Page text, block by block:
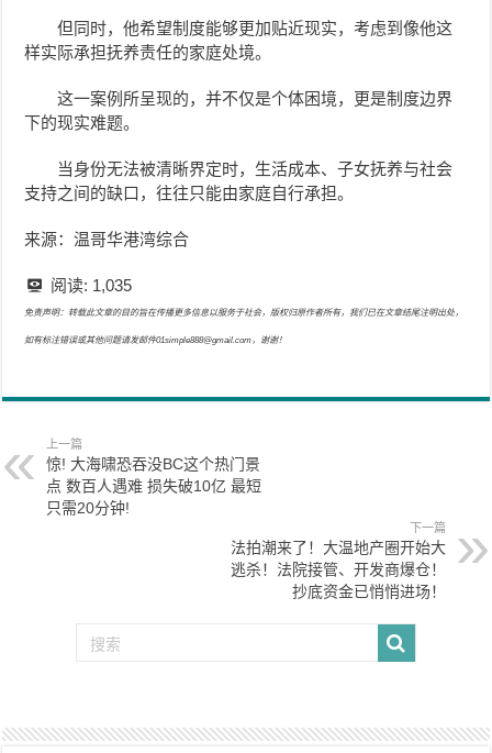
但同时，他希望制度能够更加贴近现实，考虑到像他这
样实际承担抚养责任的家庭处境。
这一案例所呈现的，并不仅是个体困境，更是制度边界
下的现实难题。
当身份无法被清晰界定时，生活成本、子女抚养与社会
支持之间的缺口，往往只能由家庭自行承担。
来源：温哥华港湾综合
阅读: 1,035
免责声明：转载此文章的目的旨在传播更多信息以服务于社会，版权归原作者所有，我们已在文章结尾注明出处，
如有标注错误或其他问题请发邮件01simple888@gmail.com，谢谢！
上一篇
惊! 大海啸恐吞没BC这个热门景
点 数百人遇难 损失破10亿 最短
只需20分钟!
下一篇
法拍潮来了！大温地产圈开始大
逃杀！法院接管、开发商爆仓！
抄底资金已悄悄进场！